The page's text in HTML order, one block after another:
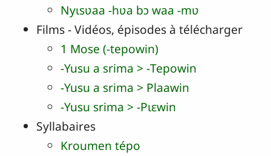
Nyɩsʋaa ‑hʋa bɔ waa ‑mʋ
Films - Vidéos, épisodes à télécharger
1 Mose (‑tepowin)
-Yusu a srima > ‑Tepowin
‑Yusu a srima > Plaawin
‑Yusu srima > ‑Pɩɛwin
Syllabaires
Kroumen tépo